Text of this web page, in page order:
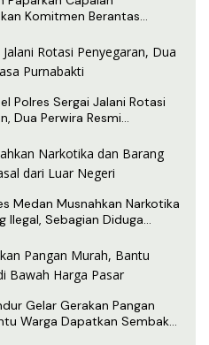
Komitmen Berantas
Polres Sergai Jalani Rotasi
Dua Perwira Resmi
Medan Musnahkan Narkotika
Ilegal, Sebagian Diduga
Gelar Gerakan Pangan
Warga Dapatkan Sembako